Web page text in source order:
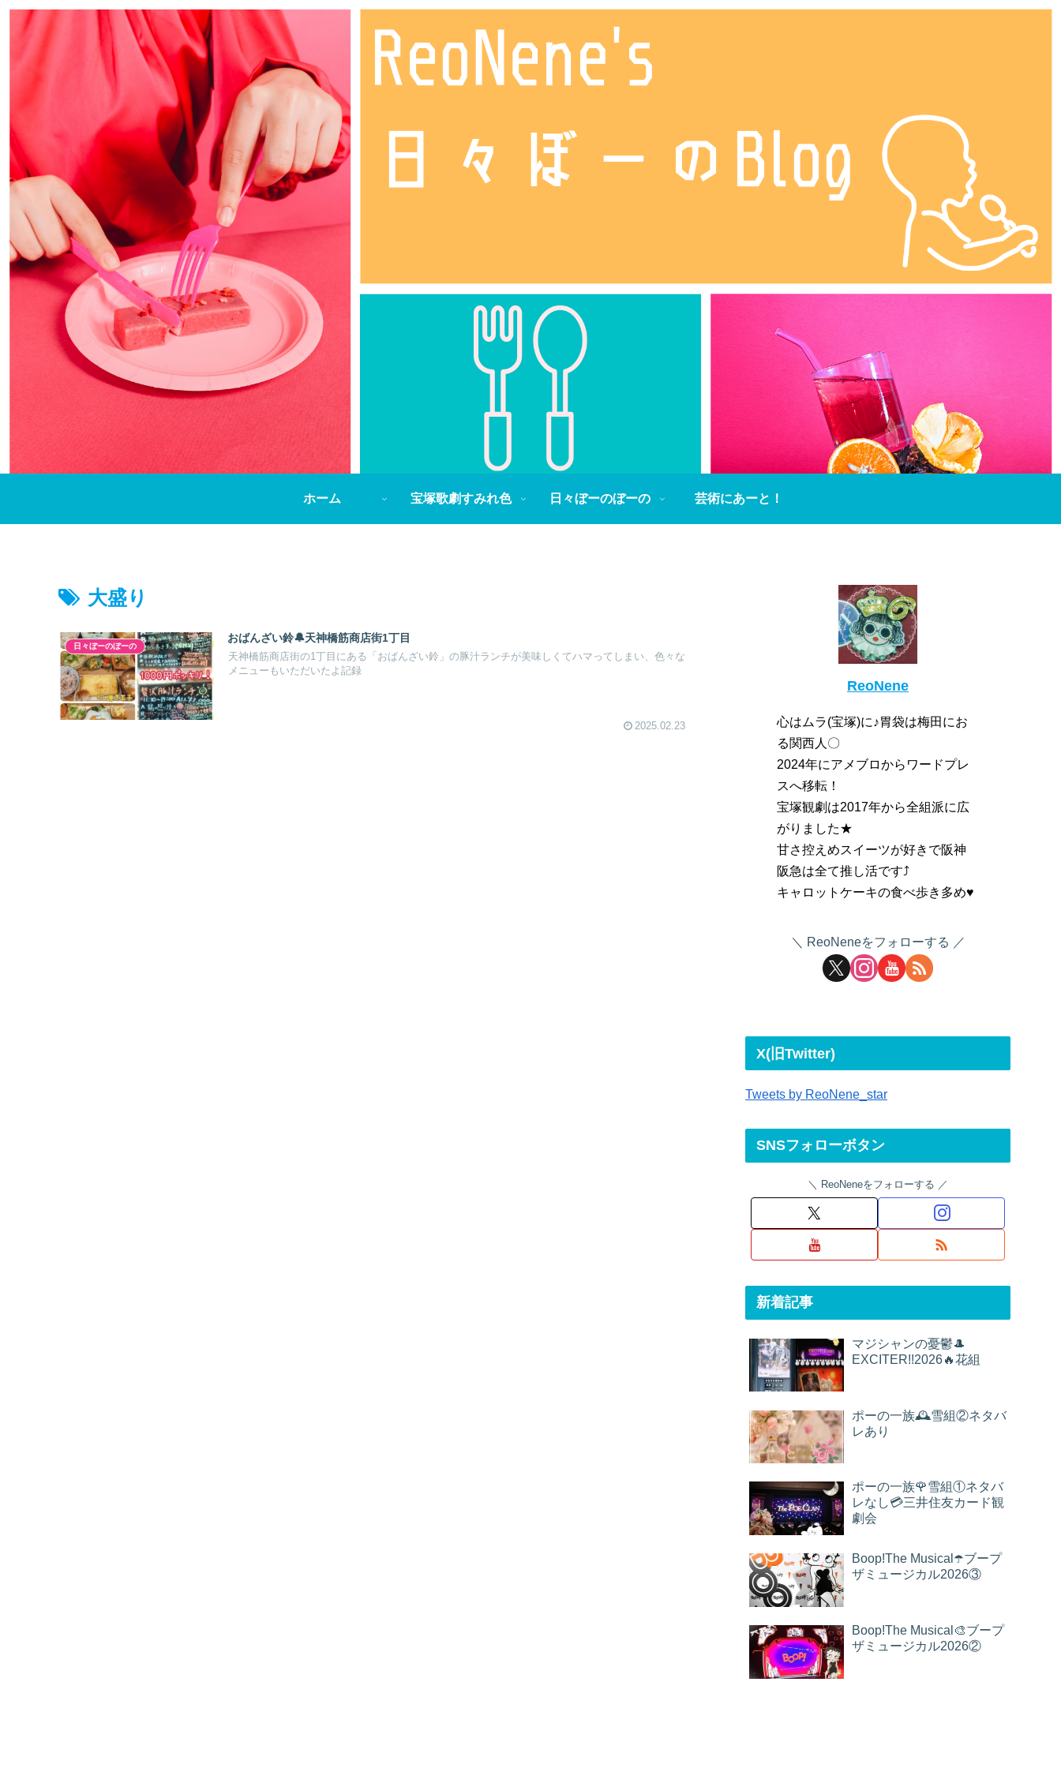
ホーム 宝塚歌劇すみれ色 日々ぼーのぼーの 芸術にあーと！
大盛り
日々ぼーのぼーの
おばんざい鈴🔔天神橋筋商店街1丁目
天神橋筋商店街の1丁目にある「おばんざい鈴」の豚汁ランチが美味しくてハマってしまい、色々な
メニューもいただいたよ記録
2025.02.23
ReoNene
心はムラ(宝塚)に♪胃袋は梅田にお
る関西人〇
2024年にアメブロからワードプレ
スへ移転！
宝塚観劇は2017年から全組派に広
がりました★
甘さ控えめスイーツが好きで阪神
阪急は全て推し活です⤴
キャロットケーキの食べ歩き多め♥
ReoNeneをフォローする
X(旧Twitter)
Tweets by ReoNene_star
SNSフォローボタン
ReoNeneをフォローする
新着記事
マジシャンの憂鬱🎩
EXCITER!!2026🔥花組
ポーの一族🕰雪組②ネタバ
レあり
ポーの一族🌹雪組①ネタバ
レなし💳三井住友カード観
劇会
Boop!The Musical☂️ブープ
ザミュージカル2026③
Boop!The Musical🎨ブープ
ザミュージカル2026②